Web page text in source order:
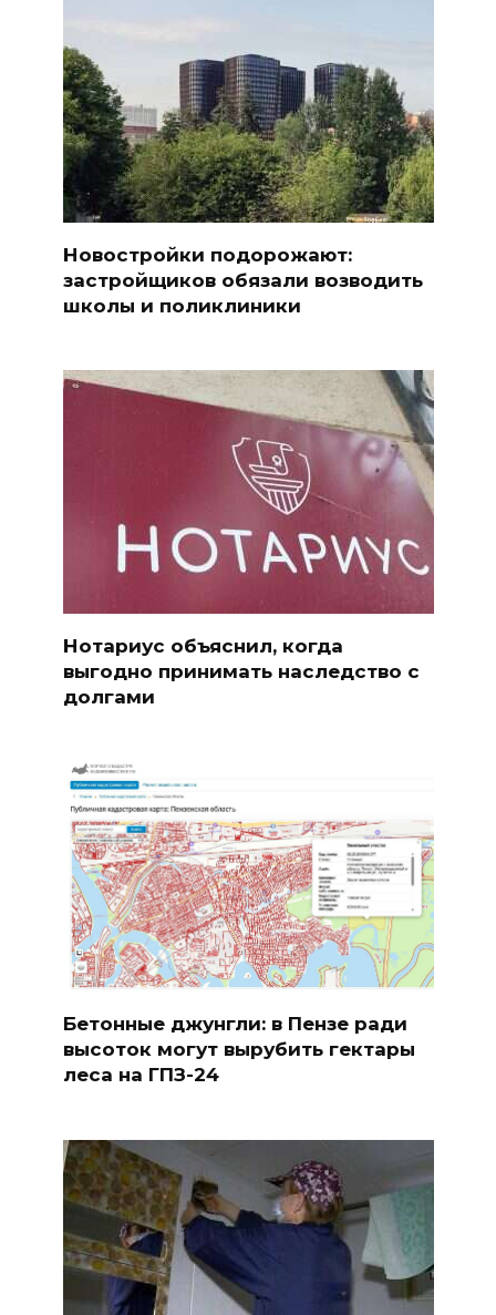
Новостройки подорожают:
застройщиков обязали возводить
школы и поликлиники
Нотариус объяснил, когда
выгодно принимать наследство с
долгами
Бетонные джунгли: в Пензе ради
высоток могут вырубить гектары
леса на ГПЗ-24